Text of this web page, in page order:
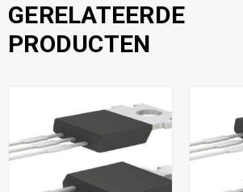
GERELATEERDE
PRODUCTEN